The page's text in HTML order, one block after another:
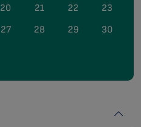
20 21 22
23
27 28 29
30